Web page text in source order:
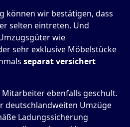
können wir bestätigen, dass
selten eintreten. Und
wie
sehr exklusive Möbelstücke
separat versichert
ebenfalls geschult.
deutschlandweiten Umzüge
Ladungssicherung